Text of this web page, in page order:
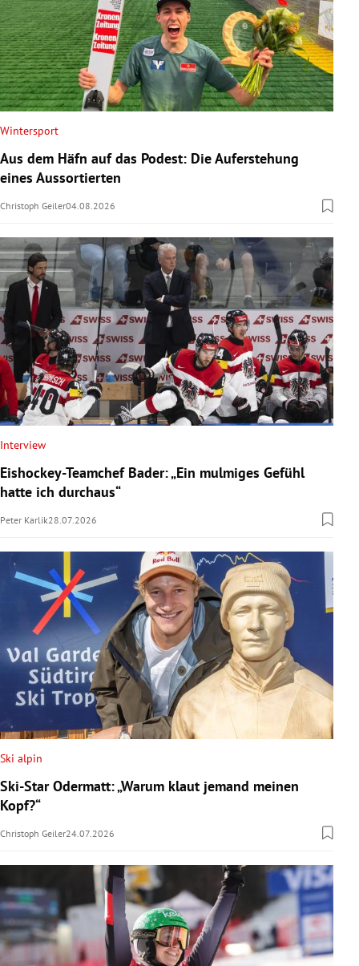
Wintersport
Aus dem Häfn auf das Podest: Die Auferstehung
eines Aussortierten
Christoph Geiler04.08.2026
Interview
Eishockey-Teamchef Bader: „Ein mulmiges Gefühl
hatte ich durchaus“
Peter Karlik28.07.2026
Ski alpin
Ski-Star Odermatt: „Warum klaut jemand meinen
Kopf?“
Christoph Geiler24.07.2026